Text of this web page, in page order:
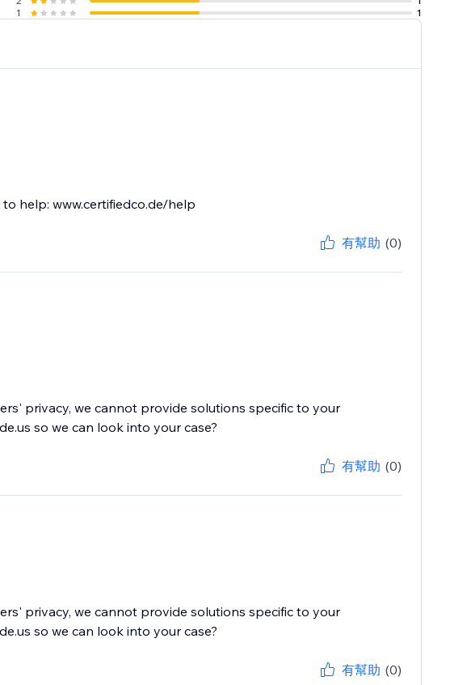
1
1
help: www.certifiedco.de/help
有幫助 (0)
privacy, we cannot provide solutions specific to your
so we can look into your case?
有幫助 (0)
privacy, we cannot provide solutions specific to your
so we can look into your case?
有幫助 (0)